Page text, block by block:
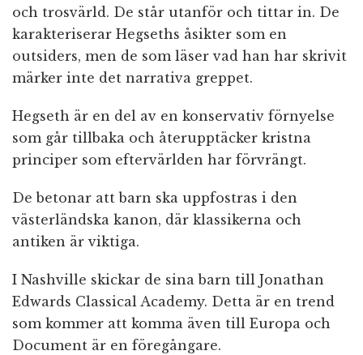
och trosvärld. De står utanför och tittar in. De
karakteriserar Hegseths åsikter som en
outsiders, men de som läser vad han har skrivit
märker inte det narrativa greppet.
Hegseth är en del av en konservativ förnyelse
som går tillbaka och återupptäcker kristna
principer som eftervärlden har förvrängt.
De betonar att barn ska uppfostras i den
västerländska kanon, där klassikerna och
antiken är viktiga.
I Nashville skickar de sina barn till Jonathan
Edwards Classical Academy. Detta är en trend
som kommer att komma även till Europa och
Document är en föregångare.